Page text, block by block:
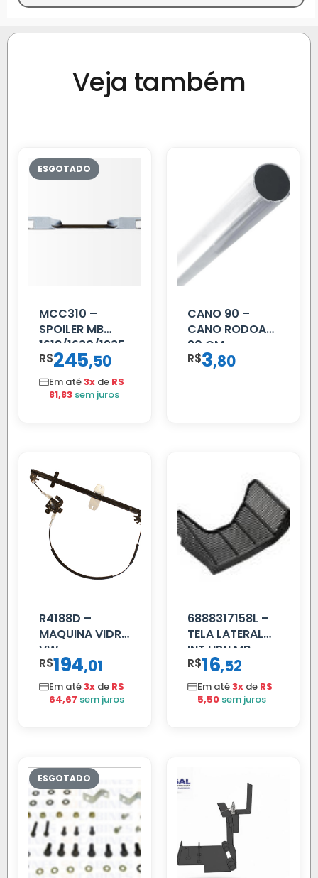
Veja também
MCC310 –
SPOILER MB
1618/1630/1935
02 FAR
R$245,50
Em até3x de R$
81,83 sem juros
CANO 90 –
CANO RODOAR
90 CM
R$3,80
R4188D –
MAQUINA VIDRO
VW
CONSTELLATION
MANUAL LD
R$194,01
Em até3x de R$
64,67 sem juros
6888317158L –
TELA LATERAL
INT HPN MB
709/MB 1618 LD
TELA
R$16,52
Em até3x de R$
5,50 sem juros